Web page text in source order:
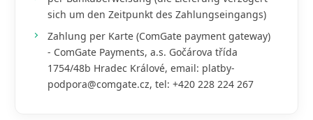
sich um den Zeitpunkt des Zahlungseingangs)
Zahlung per Karte (ComGate payment gateway)
- ComGate Payments, a.s. Gočárova třída
1754/48b Hradec Králové, email: platby-
podpora@comgate.cz, tel: +420 228 224 267